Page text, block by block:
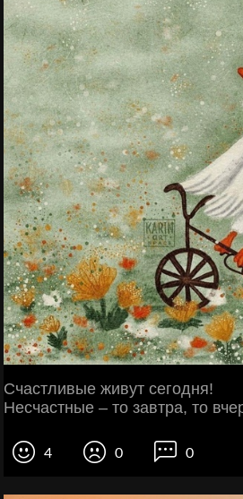
Счастливые живут сегодня!
Несчастные – то завтра, то
4 0 0